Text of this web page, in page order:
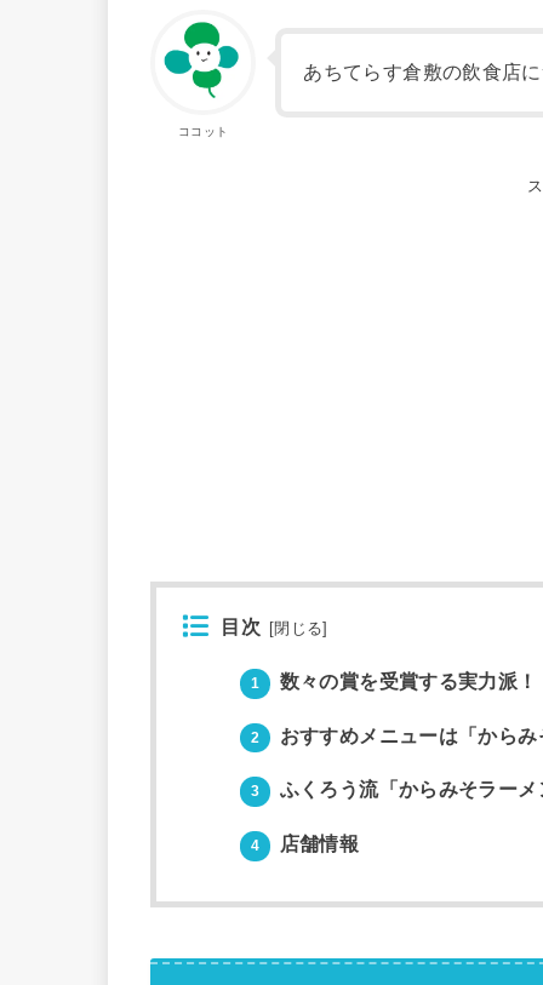
ココット
あちてらす倉敷の飲食店
目次 閉じる
1 数々の賞を受賞する実力派！
2 おすすめメニューは「から
3 ふくろう流「からみそラー
4 店舗情報